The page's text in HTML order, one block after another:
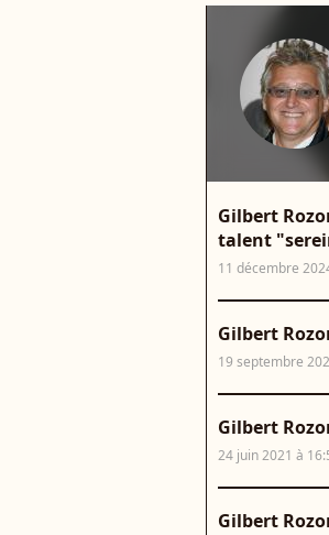
Gilbert
talent
11 décembre
Gilbert
19 septembre
Gilbert
24 juin 2021 à
Gilbert